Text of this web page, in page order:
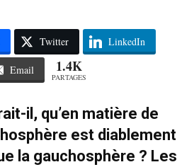
Twitter LinkedIn
Email 1.4K
PARTAGES
il, qu’en matière de
est diablement
la gauchosphère ? Les